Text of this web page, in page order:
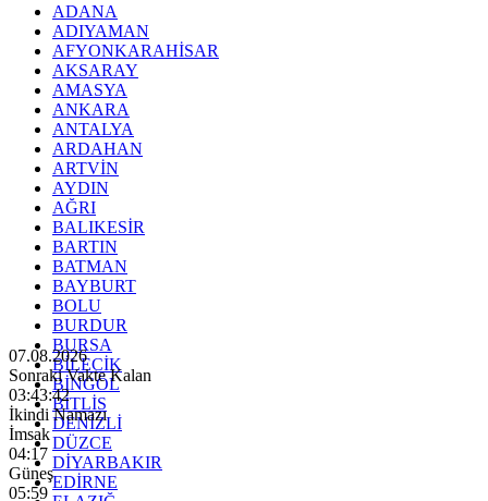
ADANA
ADIYAMAN
AFYONKARAHİSAR
AKSARAY
AMASYA
ANKARA
ANTALYA
ARDAHAN
ARTVİN
AYDIN
AĞRI
BALIKESİR
BARTIN
BATMAN
BAYBURT
BOLU
BURDUR
BURSA
BİLECİK
BİNGÖL
BİTLİS
DENİZLİ
DÜZCE
DİYARBAKIR
EDİRNE
07.08.2026
Sonraki Vakte Kalan
03:43:41
İkindi Namazı
İmsak
04:17
Güneş
05:59